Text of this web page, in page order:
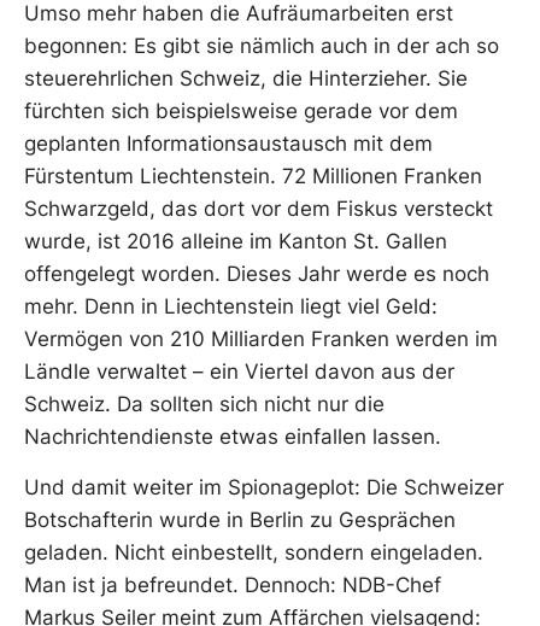
Umso mehr haben die Aufräumarbeiten erst
begonnen: Es gibt sie nämlich auch in der ach so
steuerehrlichen Schweiz, die Hinterzieher. Sie
fürchten sich beispielsweise gerade vor dem
geplanten Informationsaustausch mit dem
Fürstentum Liechtenstein. 72 Millionen Franken
Schwarzgeld, das dort vor dem Fiskus versteckt
wurde, ist 2016 alleine im Kanton St. Gallen
offengelegt worden. Dieses Jahr werde es noch
mehr. Denn in Liechtenstein liegt viel Geld:
Vermögen von 210 Milliarden Franken werden im
Ländle verwaltet – ein Viertel davon aus der
Schweiz. Da sollten sich nicht nur die
Nachrichtendienste etwas einfallen lassen.
Und damit weiter im Spionageplot: Die Schweizer
Botschafterin wurde in Berlin zu Gesprächen
geladen. Nicht einbestellt, sondern eingeladen.
Man ist ja befreundet. Dennoch: NDB-Chef
Markus Seiler meint zum Affärchen vielsagend: